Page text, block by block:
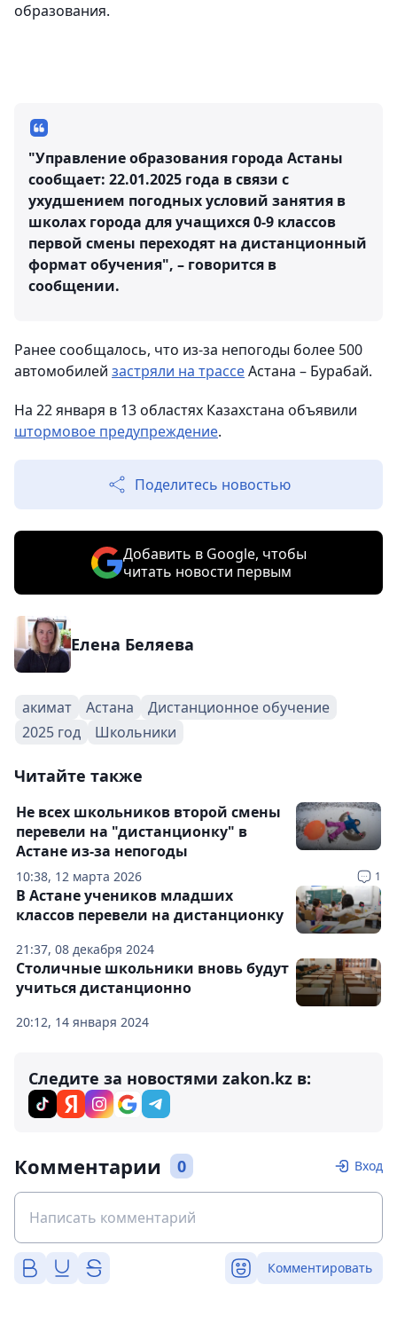
образования.
"Управление образования города Астаны
сообщает: 22.01.2025 года в связи с
ухудшением погодных условий занятия в
школах города для учащихся 0-9 классов
первой смены переходят на дистанционный
формат обучения", – говорится в
сообщении.
Ранее сообщалось, что из-за непогоды более 500
автомобилей застряли на трассеАстана – Бурабай.
На 22 января в 13 областях Казахстана объявили
штормовое предупреждение.
Поделитесь новостью
Добавить в Google, чтобы
читать новости первым
Елена Беляева
акимат Астана
Дистанционное обучение
2025 год
Школьники
Читайте также
10:38, 12 марта 2026 1
Не всех школьников второй смены
перевели на "дистанционку" в
Астане из-за непогоды
21:37, 08 декабря 2024
В Астане учеников младших
классов перевели на дистанционку
20:12, 14 января 2024
Столичные школьники вновь будут
учиться дистанционно
Следите за новостями zakon.kz в:
Комментарии 0 Вход
Комментировать